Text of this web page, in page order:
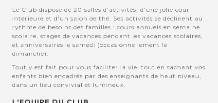
Le Club dispose de 20 salles d'activités, d'une jolie cour
intérieure et d'un salon de thé. Ses activités se déclinent au
rythme de besoins des familles : cours annuels en semaine
scolaire, stages de vacances pendant les vacances scolaires,
et anniversaires le samedi (occasionnellement le
dimanche).
Tout y est fait pour vous faciliter la vie, tout en sachant vos
enfants bien encadrés par des enseignants de haut niveau,
dans un lieu convivial et lumineux.